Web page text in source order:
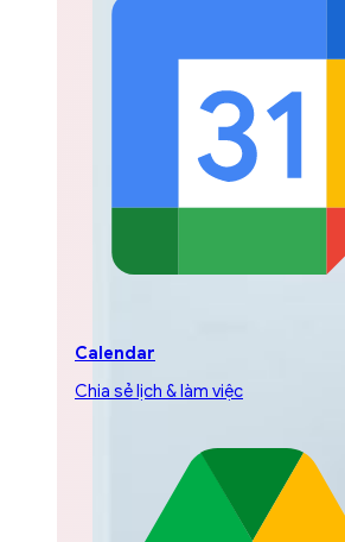
Calendar
Chia sẻ lịch & làm việc